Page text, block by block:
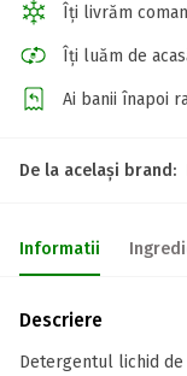
Îți livrăm
Îți luăm de
Ai banii înapoi
De la același brand:
Informatii
Descriere
Detergentul lichid de